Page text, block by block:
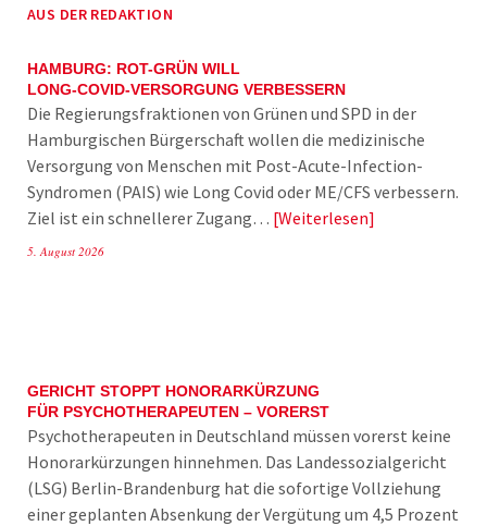
AUS DER REDAKTION
HAMBURG: ROT-GRÜN WILL
LONG-COVID-VERSORGUNG VERBESSERN
Die Regierungsfraktionen von Grünen und SPD in der
Hamburgischen Bürgerschaft wollen die medizinische
Versorgung von Menschen mit Post-Acute-Infection-
Syndromen (PAIS) wie Long Covid oder ME/CFS verbessern.
Ziel ist ein schnellerer Zugang… Weiterlesen
5. August 2026
GERICHT STOPPT HONORARKÜRZUNG
FÜR PSYCHOTHERAPEUTEN – VORERST
Psychotherapeuten in Deutschland müssen vorerst keine
Honorarkürzungen hinnehmen. Das Landessozialgericht
(LSG) Berlin-Brandenburg hat die sofortige Vollziehung
einer geplanten Absenkung der Vergütung um 4,5 Prozent